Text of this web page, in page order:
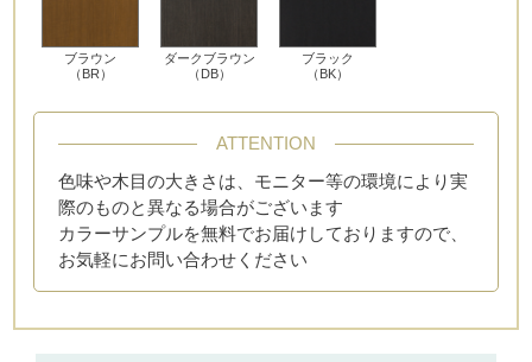
ブラウン
（BR）
ダークブラウン
（DB）
ブラック
（BK）
ATTENTION
色味や木目の大きさは、モニター等の環境により実
際のものと異なる場合がございます
カラーサンプルを無料でお届けしておりますので、
お気軽にお問い合わせください